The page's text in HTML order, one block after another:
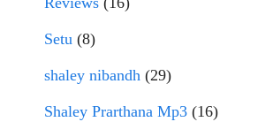
Setu (8)
shaley nibandh (29)
Shaley Prarthana Mp3 (16)